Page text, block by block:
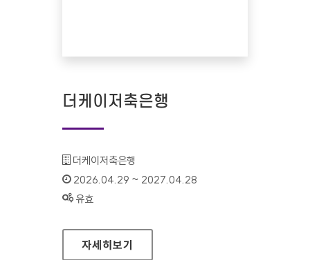
더케이저축은행
기관명 :
더케이저축은행
인증기간 :
2026.04.29 ~ 2027.04.28
상태 :
유효
더케이저축은행
자세히보기